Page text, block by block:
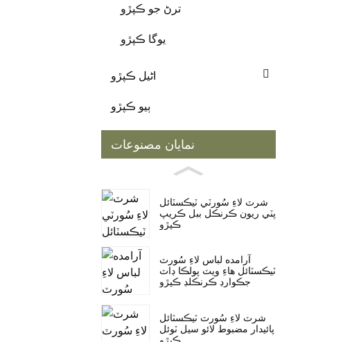
ترڻ جو ڪپڙو
يوگا ڪپڙو
اڻيل ڪپڙو
ٻيو ڪپڙو
نمايان مصنوعات
شرٽ لاءِ سُورٽي ٽيڪسٽائل
پٽي ريون ڪرنڪل ببل ڪريپ
ڪپڙو
آرامده لباس لاءِ سُورٽ
ٽيڪسٽائل هاءِ ويٽ پولڪا ڊاٽ
جڪوارڊ ڪرنڪلڊ ڪپڙو
شرٽ لاءِ سُورٽ ٽيڪسٽائل
پائيدار مضبوط لائو سيل ٽوئل